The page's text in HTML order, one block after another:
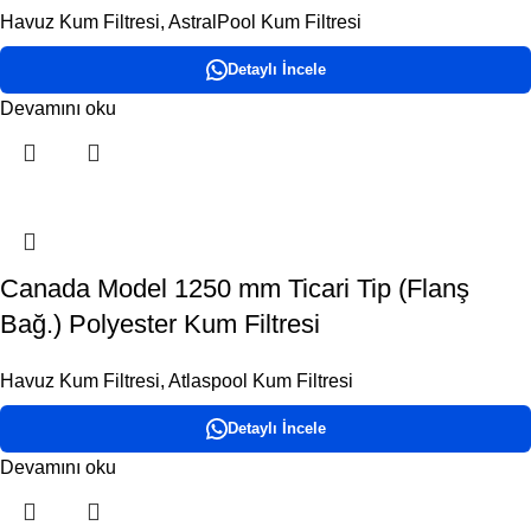
Havuz Kum Filtresi, AstralPool Kum Filtresi
Detaylı İncele
Devamını oku
Canada Model 1250 mm Ticari Tip (Flanş
Bağ.) Polyester Kum Filtresi
Havuz Kum Filtresi, Atlaspool Kum Filtresi
Detaylı İncele
Devamını oku